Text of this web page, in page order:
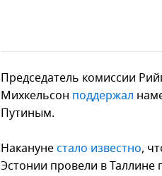
Председатель комиссии
Михкельсон поддержал
Путиным.
Накануне стало известно,
Эстонии провели в Таллине